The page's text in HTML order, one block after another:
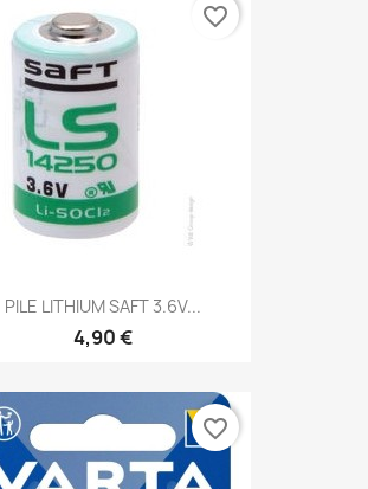
PILE LITHIUM SAFT 3.6V...
4,90 €
favorite_border
favorite_border